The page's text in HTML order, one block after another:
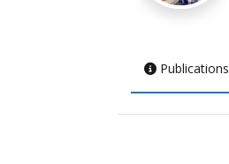
Publications